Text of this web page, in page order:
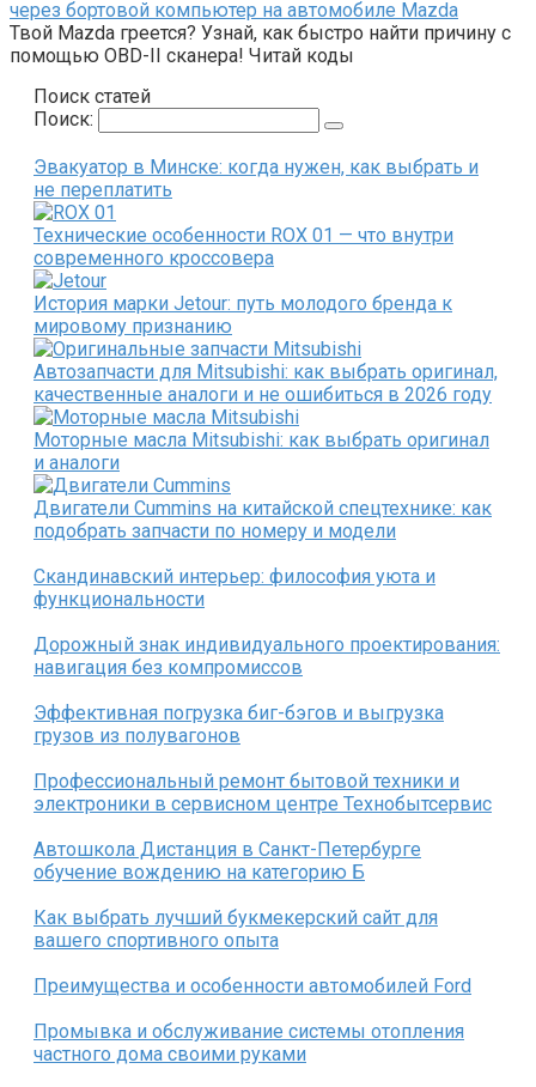
через бортовой компьютер на автомобиле Mazda
Твой Mazda греется? Узнай, как быстро найти причину с
помощью OBD-II сканера! Читай коды
Поиск статей
Поиск:
Эвакуатор в Минске: когда нужен, как выбрать и
не переплатить
Технические особенности ROX 01 — что внутри
современного кроссовера
История марки Jetour: путь молодого бренда к
мировому признанию
Автозапчасти для Mitsubishi: как выбрать оригинал,
качественные аналоги и не ошибиться в 2026 году
Моторные масла Mitsubishi: как выбрать оригинал
и аналоги
Двигатели Cummins на китайской спецтехнике: как
подобрать запчасти по номеру и модели
Скандинавский интерьер: философия уюта и
функциональности
Дорожный знак индивидуального проектирования:
навигация без компромиссов
Эффективная погрузка биг-бэгов и выгрузка
грузов из полувагонов
Профессиональный ремонт бытовой техники и
электроники в сервисном центре Технобытсервис
Автошкола Дистанция в Санкт-Петербурге
обучение вождению на категорию Б
Как выбрать лучший букмекерский сайт для
вашего спортивного опыта
Преимущества и особенности автомобилей Ford
Промывка и обслуживание системы отопления
частного дома своими руками